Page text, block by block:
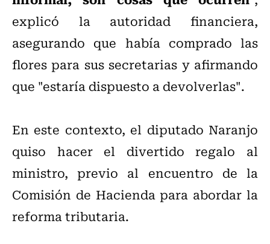
explicó la autoridad financiera,
asegurando que había comprado las
flores para sus secretarias y afirmando
que "estaría dispuesto a devolverlas".
En este contexto, el diputado Naranjo
quiso hacer el divertido regalo al
ministro, previo al encuentro de la
Comisión de Hacienda para abordar la
reforma tributaria.